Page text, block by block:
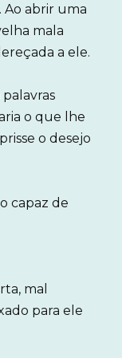
Ao abrir uma
mala
a ele.
o que lhe
o desejo
capaz de
mal
para ele